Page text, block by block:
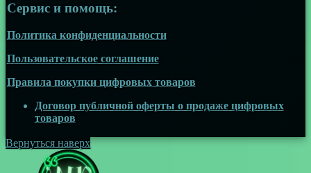
Сервис и помощь:
Политика конфиденциальности
Пользовательское соглашение
Правила покупки цифровых товаров
Договор публичной оферты о продаже цифровых
товаров
Вернуться наверх